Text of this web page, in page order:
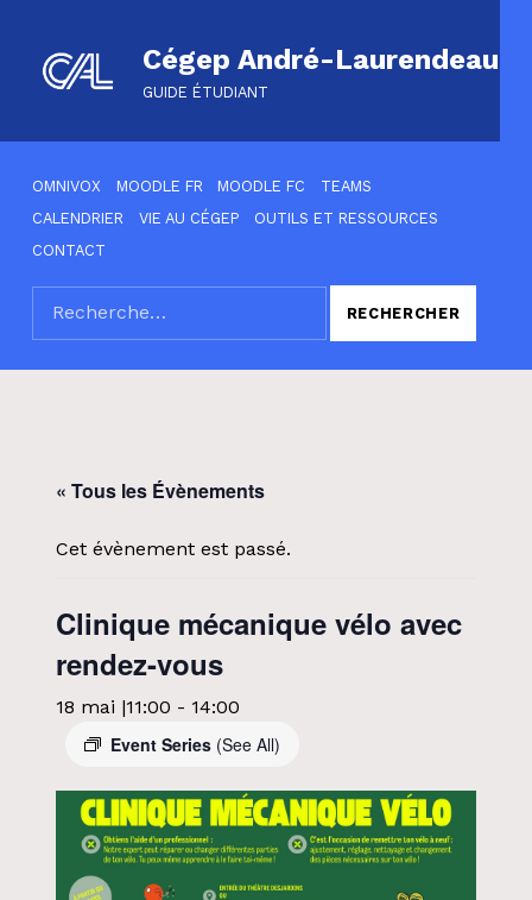
Cégep André-Laurendeau
GUIDE ÉTUDIANT
OMNIVOX
MOODLE FR MOODLE FC
TEAMS
CALENDRIER
VIE AU CÉGEP
OUTILS ET RESSOURCES
CONTACT
SEARCH THE SITE
Rechercher :
« Tous les Évènements
Cet évènement est passé.
Clinique mécanique vélo avec
rendez-vous
18 mai |11:00 - 14:00
Event Series (See All)